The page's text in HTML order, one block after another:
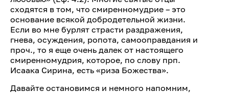
сходятся в том, что смиренномудрие – это
основание всякой добродетельной жизни.
Если во мне бурлят страсти раздражения,
гнева, осуждения, ропота, самооправдания и
проч., то я еще очень далек от настоящего
смиренномудрия, которое, по слову прп.
Исаака Сирина, есть «риза Божества».
Давайте остановимся и немного напомним,